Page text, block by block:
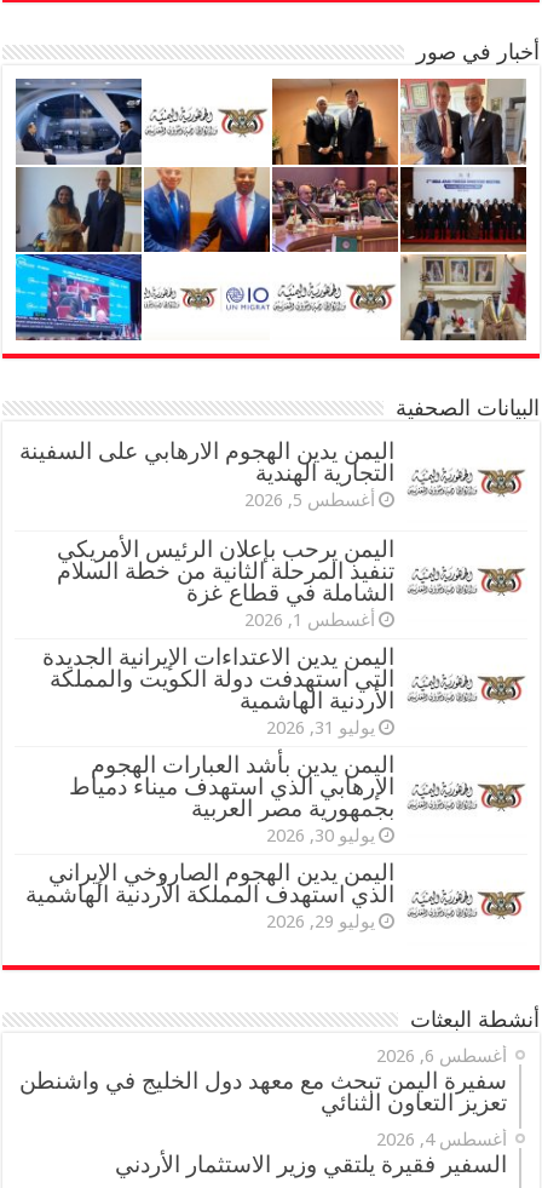
أخبار في صور
البيانات الصحفية
اليمن يدين الهجوم الارهابي على السفينة
التجارية الهندية
أغسطس 5, 2026
اليمن يرحب بإعلان الرئيس الأمريكي
تنفيذ المرحلة الثانية من خطة السلام
الشاملة في قطاع غزة
أغسطس 1, 2026
اليمن يدين الاعتداءات الإيرانية الجديدة
التي استهدفت دولة الكويت والمملكة
الأردنية الهاشمية
يوليو 31, 2026
اليمن يدين بأشد العبارات الهجوم
الإرهابي الذي استهدف ميناء دمياط
بجمهورية مصر العربية
يوليو 30, 2026
اليمن يدين الهجوم الصاروخي الإيراني
الذي استهدف المملكة الأردنية الهاشمية
يوليو 29, 2026
أنشطة البعثات
أغسطس 6, 2026
سفيرة اليمن تبحث مع معهد دول الخليج في واشنطن
تعزيز التعاون الثنائي
أغسطس 4, 2026
السفير فقيرة يلتقي وزير الاستثمار الأردني